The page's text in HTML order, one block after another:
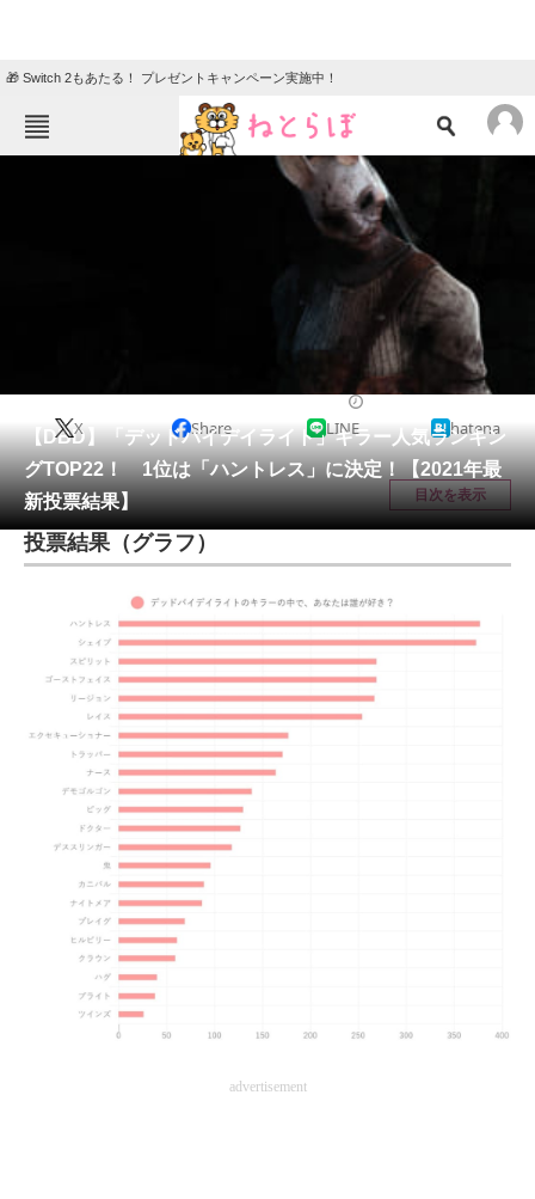
🎁 Switch 2もあたる！ プレゼントキャンペーン実施中！
ニュース
教育・育児
会員記事
メディア
注目記事を集めた総合ページ
スマホと通信の最新トレンド
好きが集まる 比べて選べる
ビジネスと働き方のヒント
AI活用のいまが分かる
経営リーダーのコミュニティ
マーケ×ITの今がよく分かる
【DBD】「デッドバイデイライト」キラー人気ランキン
グTOP22！ 1位は「ハントレス」に決定！【2021年最
新投票結果】
X Share LINE hatena
目次を表示
投票結果（グラフ）
advertisement